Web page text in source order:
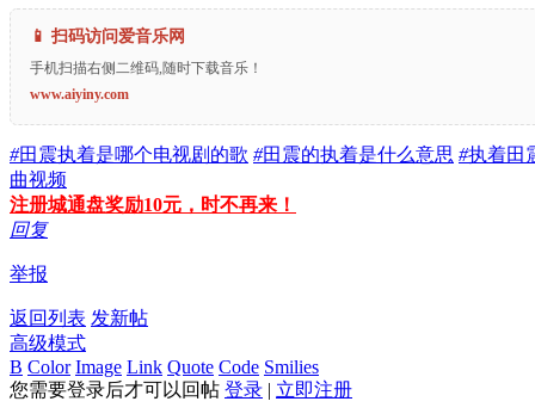
📱 扫码访问爱音乐网
手机扫描右侧二维码,随时下载音乐！
www.aiyiny.com
#田震执着是哪个电视剧的歌 #田震的执着是什么意思 #执着田
曲视频
注册城通盘奖励10元，时不再来！
回复
举报
返回列表 发新帖
高级模式
B Color Image Link Quote Code Smilies
您需要登录后才可以回帖 登录 | 立即注册